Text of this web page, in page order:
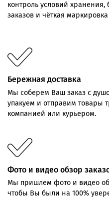
контроль условий хранения,
заказов и чёткая маркировка
Бережная доставка
Мы соберем Ваш заказ с
упакуем и отправим товары
компанией или курьером.
Фото и видео обзор
Мы пришлем фото и видео
чтобы Вы были на 100%